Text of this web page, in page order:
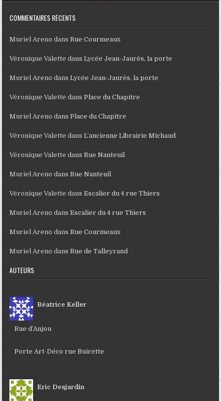
COMMENTAIRES RÉCENTS
Muriel Areno dansRue Courmeaux
Véronique Valette dansLycée Jean-Jaurès, la porte
Muriel Areno dansLycée Jean-Jaurès, la porte
Véronique Valette dansPlace du Chapitre
Muriel Areno dansPlace du Chapitre
Véronique Valette dansL’ancienne Librairie Michaud
Véronique Valette dansRue Nanteuil
Muriel Areno dansRue Nanteuil
Véronique Valette dansEscalier du 4 rue Thiers
Muriel Areno dansEscalier du 4 rue Thiers
Muriel Areno dansRue Courmeaux
Muriel Areno dansRue de Talleyrand
AUTEURS
Béatrice Keller
Rue d’Anjou
Porte Art-Déco rue Buirette
Eric Desjardin